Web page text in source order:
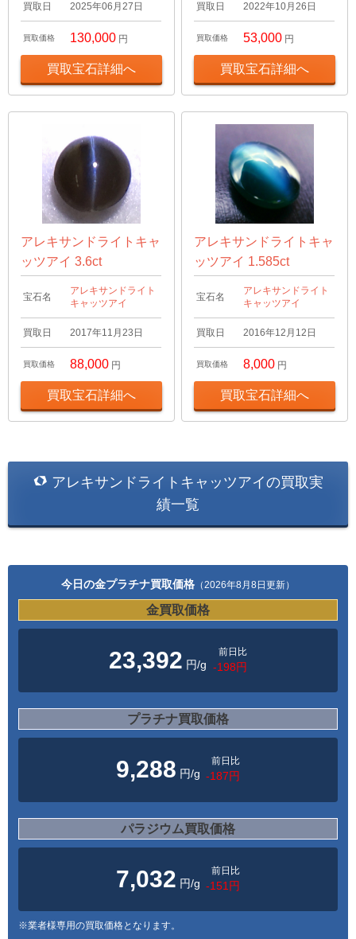
買取日 2025年06月27日
買取価格 130,000 円
買取宝石詳細へ
買取日 2022年10月26日
買取価格 53,000 円
買取宝石詳細へ
アレキサンドライトキャ
ッツアイ 3.6ct
宝石名
アレキサンドライト
キャッツアイ
買取日 2017年11月23日
買取価格 88,000 円
買取宝石詳細へ
アレキサンドライトキャ
ッツアイ 1.585ct
宝石名
アレキサンドライト
キャッツアイ
買取日 2016年12月12日
買取価格 8,000 円
買取宝石詳細へ
アレキサンドライトキャッツアイの買取実
績一覧
今日の金プラチナ買取価格 （2026年8月8日更新）
金買取価格
23,392 円/g
前日比
-198円
プラチナ買取価格
9,288 円/g
前日比
-187円
パラジウム買取価格
7,032 円/g
前日比
-151円
※業者様専用の買取価格となります。